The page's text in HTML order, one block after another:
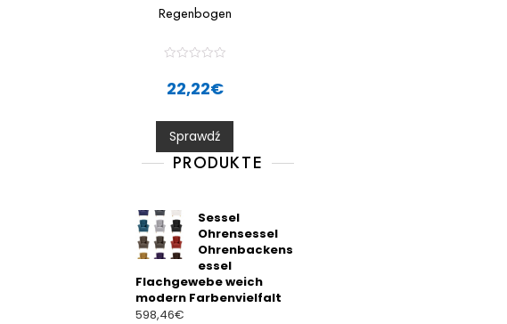
Regenbogen
t
0
o
u
t
22,22€
Sprawdź
PRODUKTE
Sessel
Ohrensessel
Ohrenbackens
essel
Flachgewebe weich
modern Farbenvielfalt
598,46€